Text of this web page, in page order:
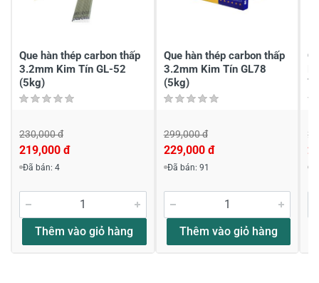
Chia sẻ nhận xét về sản phẩm
Viết nhận xét về sản phẩm
Đánh giá sao
Que hàn thép carbon thấp
3.2mm Kim Tín GL-52
(5kg)
230,000 đ
219,000 đ
Đã bán: 4
Thêm vào giỏ hàng
Que hàn thép carbon thấp
3.2mm Kim Tín GL78
(5kg)
299,000 đ
229,000 đ
Đã bán: 91
Thêm vào giỏ hàng